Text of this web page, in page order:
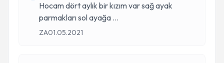
Hocam dört aylık bir kızım var sağ ayak
parmakları sol ayağa ...
ZA01.05.2021